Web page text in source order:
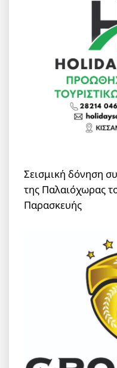
Σεισμική δόνηση
της Παλαιόχωρας
Παρασκευής